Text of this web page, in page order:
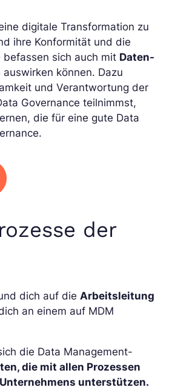
digitale Transformation zu
ihre Konformität und die
befassen sich auch mit Daten-
können. Dazu
und Verantwortung der
Governance teilnimmst,
die für eine gute Data
der
dich auf die Arbeitsleitung
an einem auf MDM
die Data Management-
die mit allen Prozessen
unterstützen.